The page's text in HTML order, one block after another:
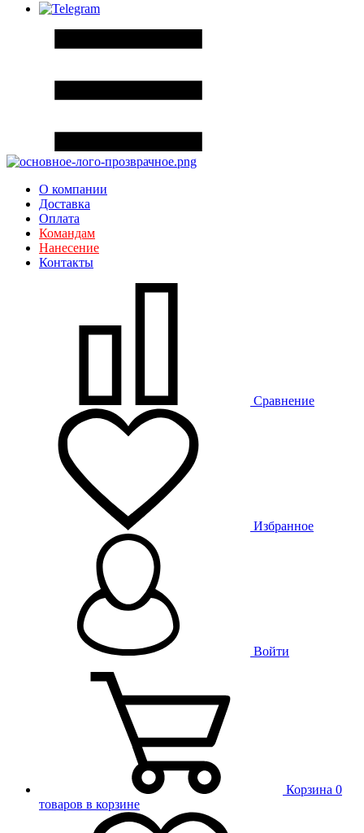
О компании
Доставка
Оплата
Командам
Нанесение
Контакты
Сравнение
Избранное
Войти
Корзина 0
товаров в корзине